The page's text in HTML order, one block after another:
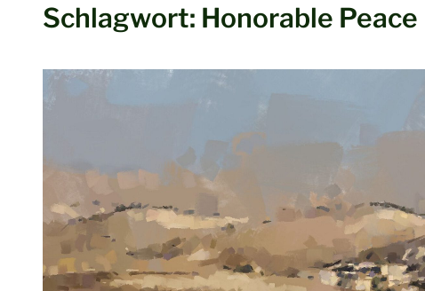
Schlagwort: Honorable Peace